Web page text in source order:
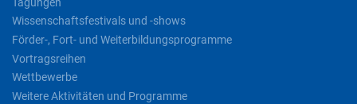
Wissenschaftsfestivals und -shows
Förder-, Fort- und Weiterbildungsprogramme
Vortragsreihen
Wettbewerbe
Weitere Aktivitäten und Programme